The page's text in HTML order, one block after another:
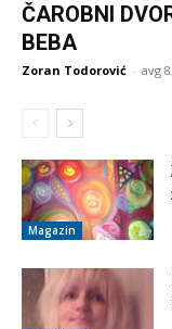
ČAROBNI
BEBA
Zoran Todorović - avg
Magazin